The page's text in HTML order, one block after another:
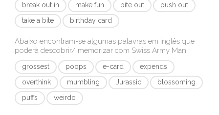
break out in
make fun bite out
push out
take a bite
birthday card
Abaixo encontram-se algumas palavras em inglês que
poderá descobrir/ memorizar com Swiss Army Man:
grossest poops e-card
expends
overthink
mumbling Jurassic
blossoming
puffs
weirdo